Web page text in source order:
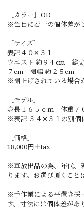
［カラー］OD
※色目に若干の個体差が
［サイズ］
表記４０✕３１
ウエスト 約９４cm 総
７cm 裾幅 約２５cm
※裾上げされている場合
［モデル］
身長１６５ｃｍ 体重７
※表記 ３４✕３１の別個
［価格］
18,000円＋tax
※軍放出品の為、年代、
ります。お選び頂くこと
※手作業による平置き採
す。寸法には個体差があ